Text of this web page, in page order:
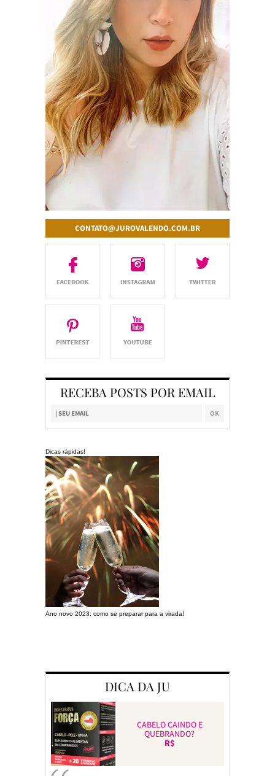
CONTATO@JUROVALENDO.COM.BR
RECEBA POSTS POR EMAIL
Dicas rápidas!
Ano novo 2023: como se preparar para a virada!
DICA DA JU
CABELO CAINDO E
QUEBRANDO?
R$